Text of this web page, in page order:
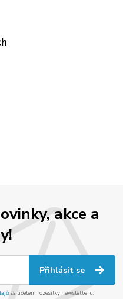
akce a
Přihlásit se
za účelem rozesílky newsletteru.